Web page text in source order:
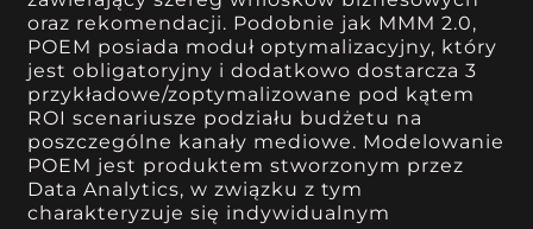
oraz rekomendacji. Podobnie jak MMM 2.0,
POEM posiada moduł optymalizacyjny, który
jest obligatoryjny i dodatkowo dostarcza 3
przykładowe/zoptymalizowane pod kątem
ROI scenariusze podziału budżetu na
poszczególne kanały mediowe. Modelowanie
POEM jest produktem stworzonym przez
Data Analytics, w związku z tym
charakteryzuje się indywidualnym